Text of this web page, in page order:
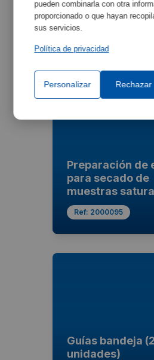
Bandejas
Ref:2000072
Preparación de
para secado de
muestras
humedad
Ref: 2000095
Guías bandeja (2
unidades)
pueden combinarla con otra
proporcionado o que hayan
sus servicios.
Política de privacidad
Personalizar Rechazar